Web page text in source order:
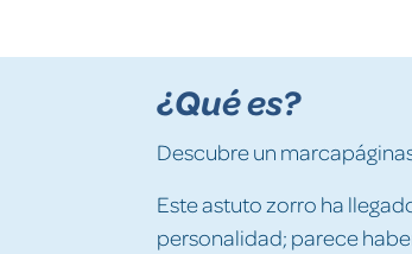
¿Qué es?
Descubre un
Este astuto zorro ha
personalidad; parece